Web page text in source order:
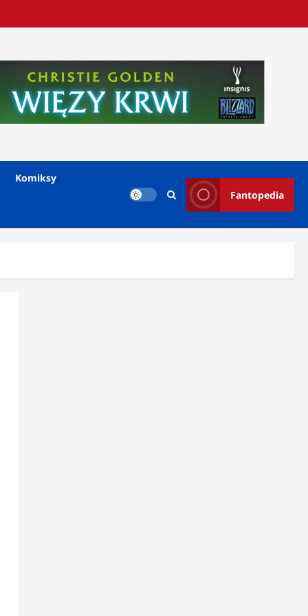
Komiksy
Fantopedia